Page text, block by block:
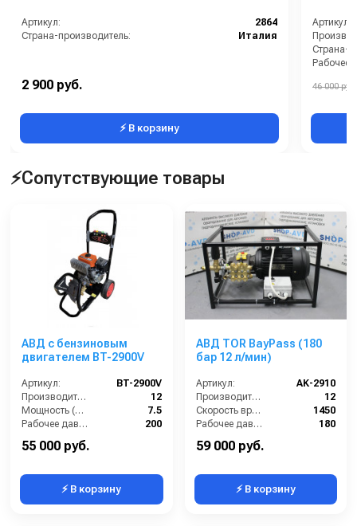
Артикул:
2864
Страна-производитель:
Италия
2 900 руб.
⚡ В корзину
Артикул:
Страна-
Рабочее
Масса
46 000 руб.
⚡Сопутствующие товары
АВД с бензиновым
двигателем BT-2900V
Артикул:
BT-2900V
Производительность (л/мин):
12
Мощность (л.с.):
7.5
Рабочее давление (бар):
200
Обороты двигателя (об/мин):
55 000 руб.
⚡ В корзину
АВД TOR BayPass (180
бар 12 л/мин)
Артикул:
AK-2910
Производительность (л/мин):
12
Скорость вращения (об/мин):
1450
Рабочее давление (бар):
180
Мощность (кВт):
59 000 руб.
⚡ В корзину